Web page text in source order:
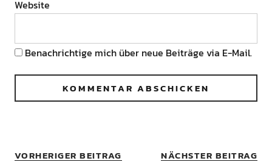
Website
Benachrichtige mich über neue Beiträge via E-Mail.
VORHERIGER BEITRAG NÄCHSTER BEITRAG